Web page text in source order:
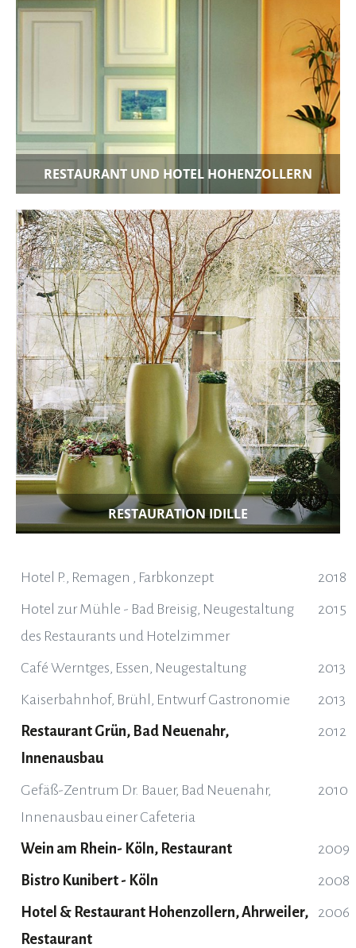
Hotel P., Remagen , Farbkonzept
2018
Hotel zur Mühle - Bad Breisig, Neugestaltung
des Restaurants und Hotelzimmer
2015
Café Werntges, Essen, Neugestaltung
2013
Kaiserbahnhof, Brühl, Entwurf Gastronomie
2013
Restaurant Grün, Bad Neuenahr,
Innenausbau
2012
Gefäß-Zentrum Dr. Bauer, Bad Neuenahr,
Innenausbau einer Cafeteria
2010
Wein am Rhein- Köln, Restaurant
2009
Bistro Kunibert - Köln
2008
Hotel & Restaurant Hohenzollern, Ahrweiler,
Restaurant
2006
RESTAURANT UND HOTEL HOHENZOLLERN
RESTAURATION IDILLE